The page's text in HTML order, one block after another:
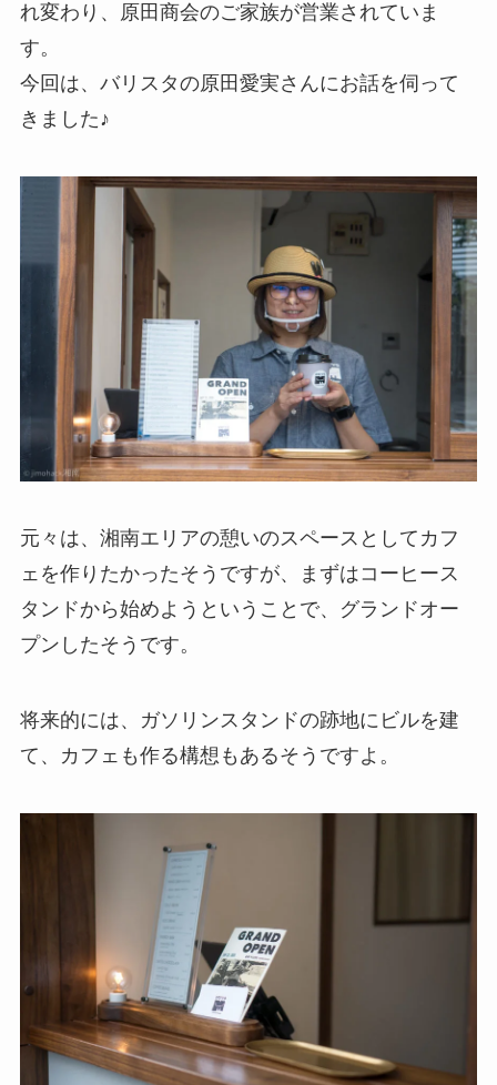
れ変わり、原田商会のご家族が営業されていま
す。
今回は、バリスタの原田愛実さんにお話を伺って
きました♪
元々は、湘南エリアの憩いのスペースとしてカフ
ェを作りたかったそうですが、まずはコーヒース
タンドから始めようということで、グランドオー
プンしたそうです。
将来的には、ガソリンスタンドの跡地にビルを建
て、カフェも作る構想もあるそうですよ。